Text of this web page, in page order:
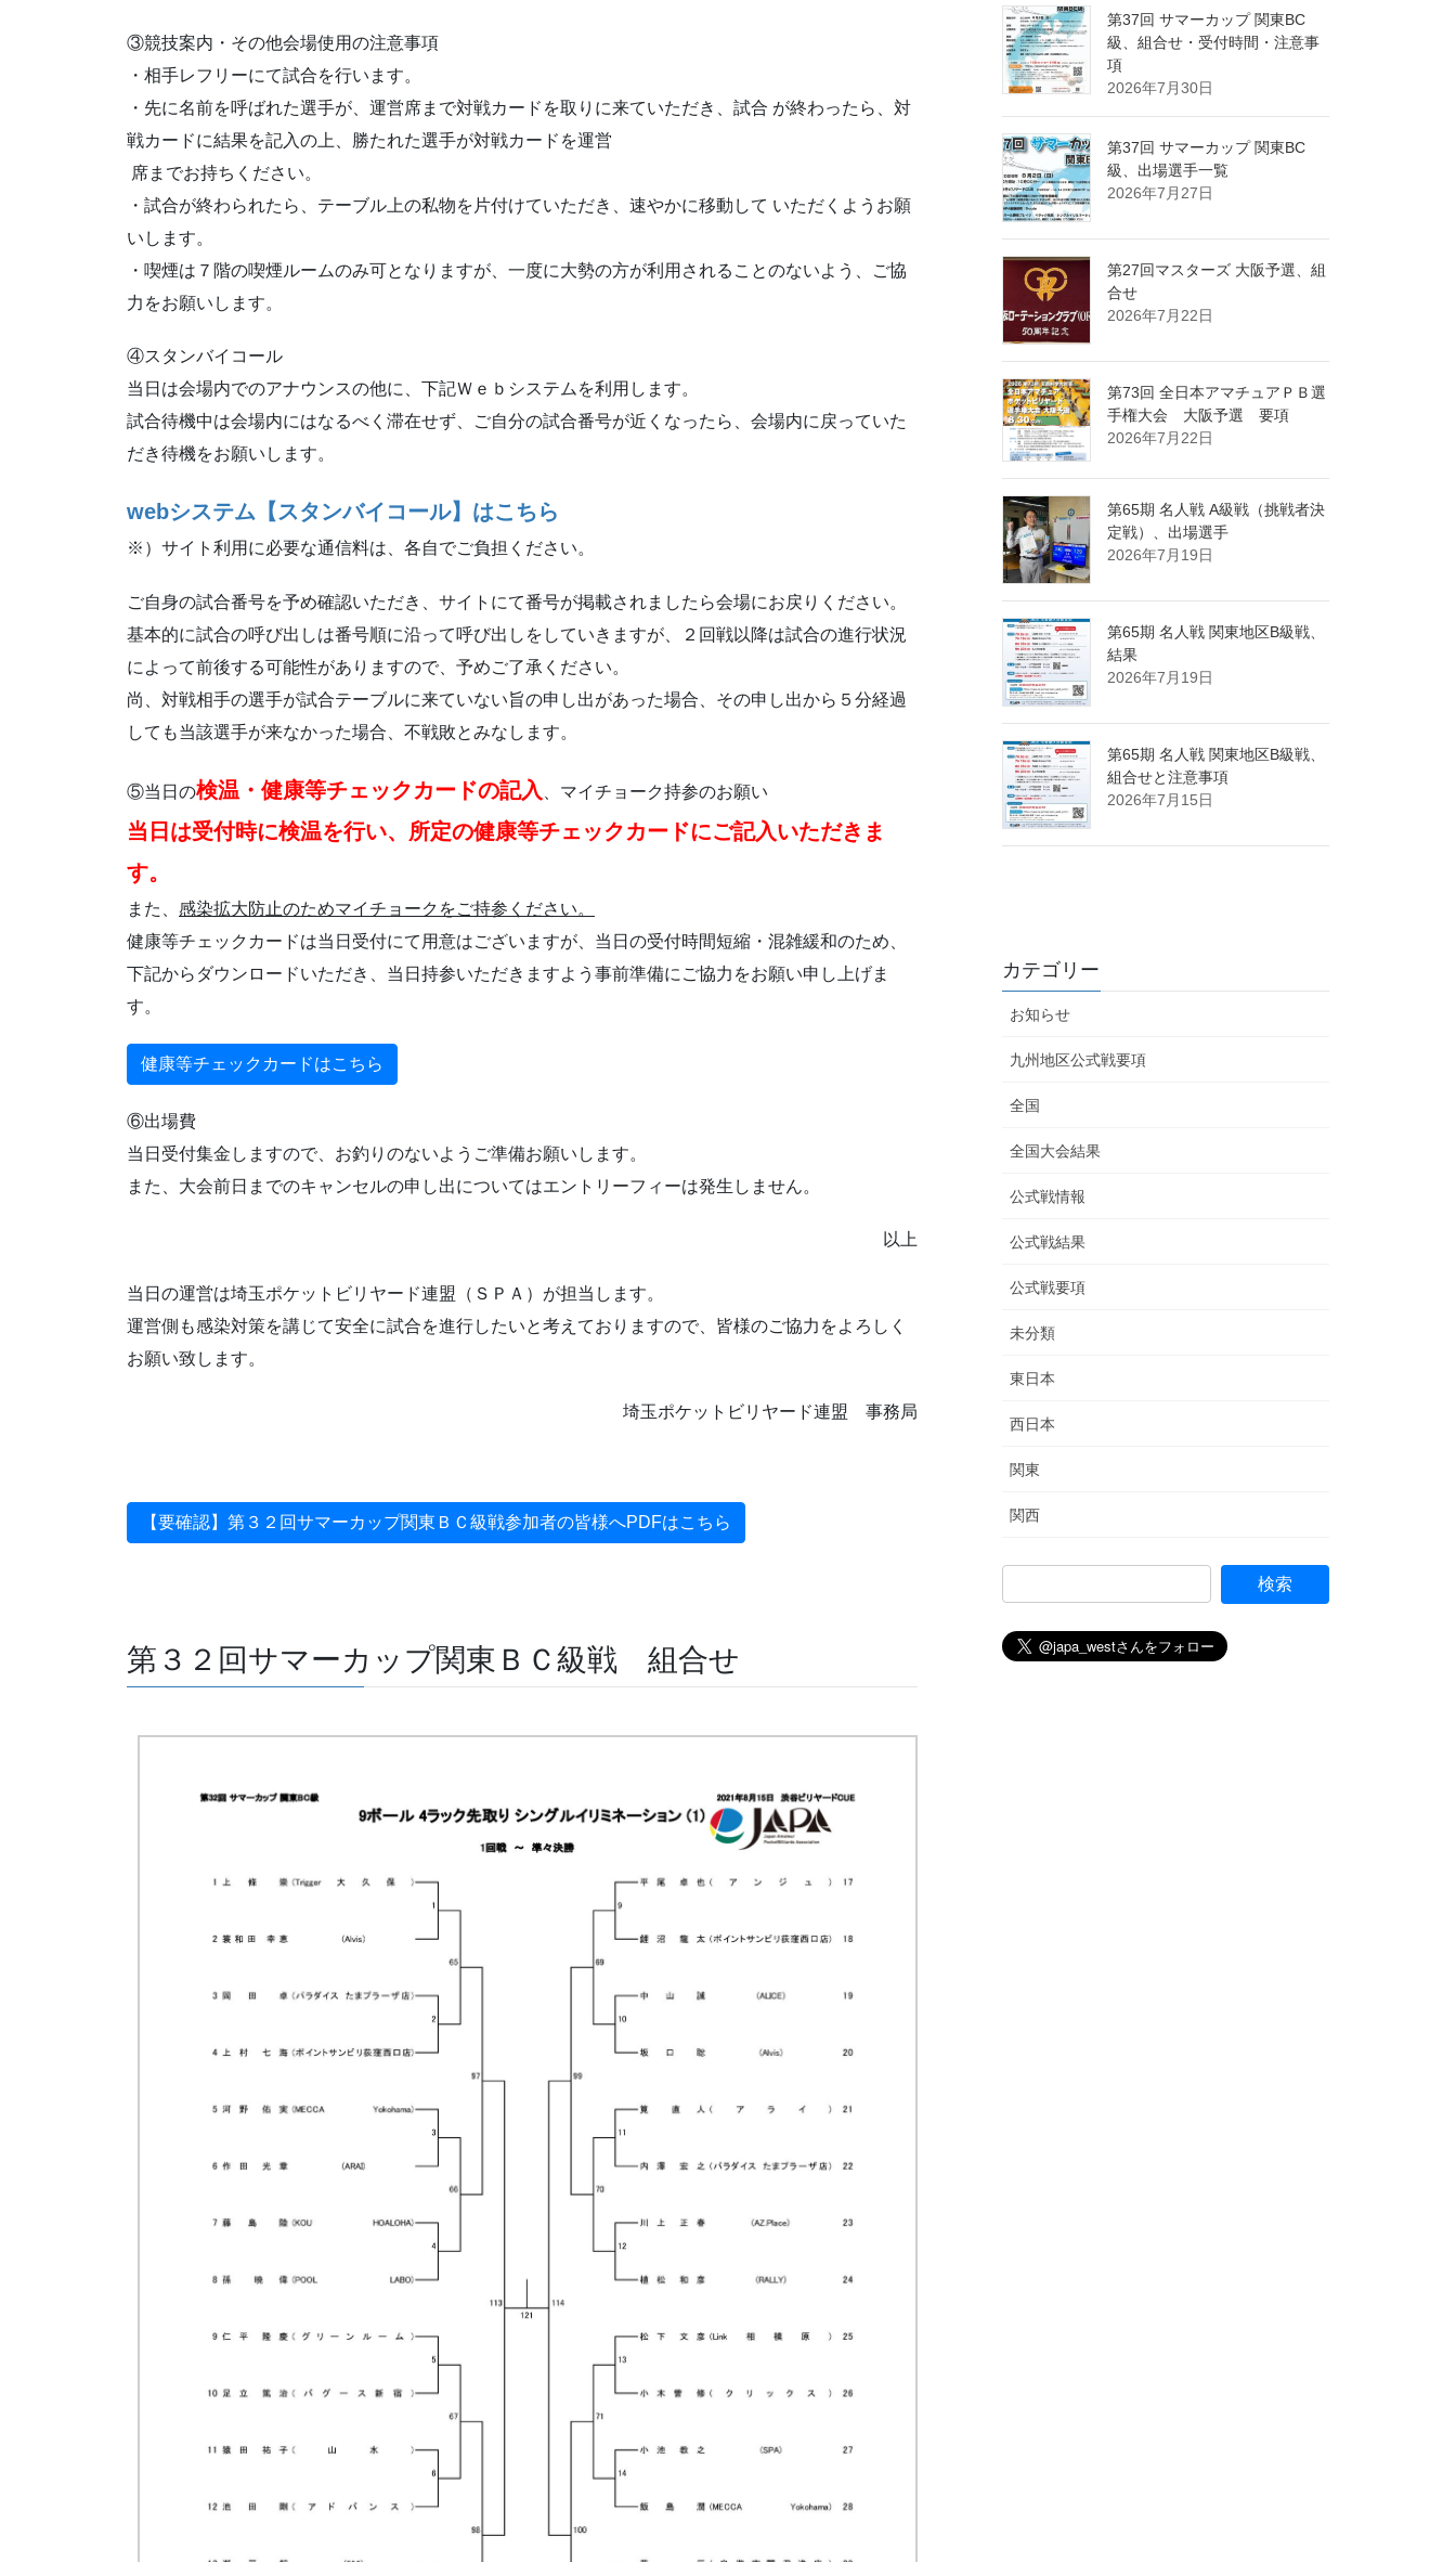
③競技案内・その他会場使用の注意事項
・相手レフリーにて試合を行います。
・先に名前を呼ばれた選手が、運営席まで対戦カードを取りに来ていただき、試合 が終わったら、対
戦カードに結果を記入の上、勝たれた選手が対戦カードを運営
席までお持ちください。
・試合が終わられたら、テーブル上の私物を片付けていただき、速やかに移動して いただくようお願
いします。
・喫煙は７階の喫煙ルームのみ可となりますが、一度に大勢の方が利用されることのないよう、ご協
力をお願いします。
④スタンバイコール
当日は会場内でのアナウンスの他に、下記Ｗｅｂシステムを利用します。
試合待機中は会場内にはなるべく滞在せず、ご自分の試合番号が近くなったら、会場内に戻っていた
だき待機をお願いします。
webシステム【スタンバイコール】はこちら
※）サイト利用に必要な通信料は、各自でご負担ください。
ご自身の試合番号を予め確認いただき、サイトにて番号が掲載されましたら会場にお戻りください。
基本的に試合の呼び出しは番号順に沿って呼び出しをしていきますが、２回戦以降は試合の進行状況
によって前後する可能性がありますので、予めご了承ください。
尚、対戦相手の選手が試合テーブルに来ていない旨の申し出があった場合、その申し出から５分経過
しても当該選手が来なかった場合、不戦敗とみなします。
⑤当日の検温・健康等チェックカードの記入 、マイチョーク持参のお願い
当日は受付時に検温を行い、所定の健康等チェックカードにご記入いただきま
す。
また、 感染拡大防止のためマイチョークをご持参ください。
健康等チェックカードは当日受付にて用意はございますが、当日の受付時間短縮・混雑緩和のため、
下記からダウンロードいただき、当日持参いただきますよう事前準備にご協力をお願い申し上げま
す。
健康等チェックカードはこちら
⑥出場費
当日受付集金しますので、お釣りのないようご準備お願いします。
また、大会前日までのキャンセルの申し出についてはエントリーフィーは発生しません。
以上
当日の運営は埼玉ポケットビリヤード連盟（ＳＰＡ）が担当します。
運営側も感染対策を講じて安全に試合を進行したいと考えておりますので、皆様のご協力をよろしく
お願い致します。
埼玉ポケットビリヤード連盟 事務局
【要確認】第３２回サマーカップ関東ＢＣ級戦参加者の皆様へPDFはこちら
第３２回サマーカップ関東ＢＣ級戦 組合せ
第37回 サマーカップ 関東BC
級、組合せ・受付時間・注意事
項
2026年7月30日
第37回 サマーカップ 関東BC
級、出場選手一覧
2026年7月27日
第27回マスターズ 大阪予選、組
合せ
2026年7月22日
第73回 全日本アマチュアＰＢ選
手権大会 大阪予選 要項
2026年7月22日
第65期 名人戦 A級戦（挑戦者決
定戦）、出場選手
2026年7月19日
第65期 名人戦 関東地区B級戦、
結果
2026年7月19日
第65期 名人戦 関東地区B級戦、
組合せと注意事項
2026年7月15日
カテゴリー
お知らせ
九州地区公式戦要項
全国
全国大会結果
公式戦情報
公式戦結果
公式戦要項
未分類
東日本
西日本
関東
関西